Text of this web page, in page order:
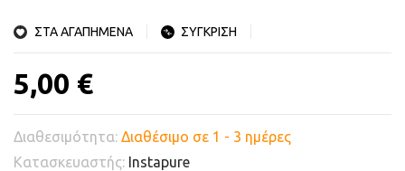
ΣΤΑ ΑΓΑΠΗΜΕΝΑ ΣΥΓΚΡΙΣΗ
5,00 €
Διαθεσιμότητα: Διαθέσιμο σε 1 - 3 ημέρες
Κατασκευαστής: Instapure